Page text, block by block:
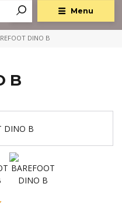
Menu
DINO B
B